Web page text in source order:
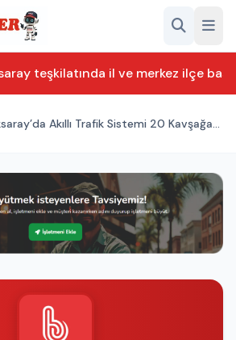
teşkilatında il ve merkez ilçe
Akıllı Trafik Sistemi 20 Kavşağa